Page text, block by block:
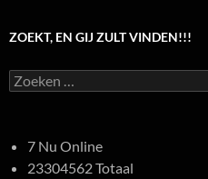
ZOEKT, EN GIJ ZULT VINDEN!!!
Zoeken
naar:
7 Nu Online
23304562 Totaal